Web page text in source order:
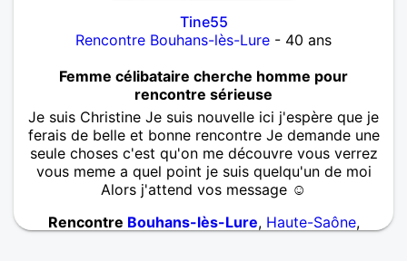
Tine55
Rencontre Bouhans-lès-Lure - 40 ans
Femme célibataire cherche homme pour
rencontre sérieuse
Je suis Christine Je suis nouvelle ici j'espère que je
ferais de belle et bonne rencontre Je demande une
seule choses c'est qu'on me découvre vous verrez
vous meme a quel point je suis quelqu'un de moi
Alors j'attend vos message ☺
Rencontre Bouhans-lès-Lure, Haute-Saône,